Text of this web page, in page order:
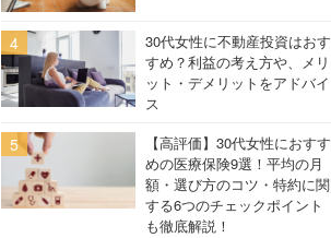
30代女性に不動産投資はおす
すめ？利益の考え方や、メリ
ット・デメリットをアドバイ
ス
【高評価】30代女性におすす
めの医療保険9選！平均の月
額・選び方のコツ・特約に関
する6つのチェックポイント
も徹底解説！